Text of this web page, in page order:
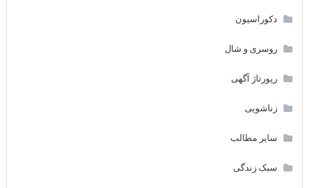
دکوراسیون
روسری و شال
رپورتاژ آگهی
زناشویی
سایر مطالب
سبک زندگی